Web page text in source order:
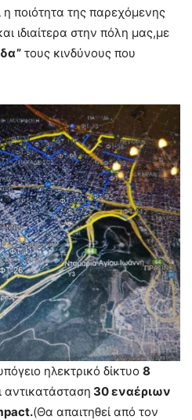
η ποιότητα της παρεχόμενης
ιδιαίτερα στην πόλη μας,με
τους κινδύνους που
ηλεκτρικό δίκτυο 8
αντικατάσταση 30 εναέριων
(Θα απαιτηθεί από τον